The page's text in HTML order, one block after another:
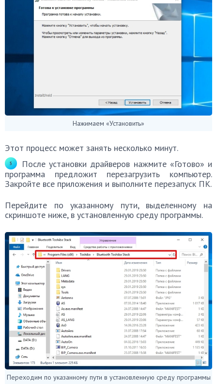
Нажимаем «Установить»
Этот процесс может занять несколько минут.
После установки драйверов нажмите «Готово» и
программа предложит перезагрузить компьютер.
Закройте все приложения и выполните перезапуск ПК.
Перейдите по указанному пути, выделенному на
скриншоте ниже, в установленную среду программы.
Переходим по указанному пути в установленную среду программы